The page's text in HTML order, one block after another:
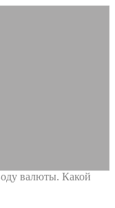
валюты. Какой